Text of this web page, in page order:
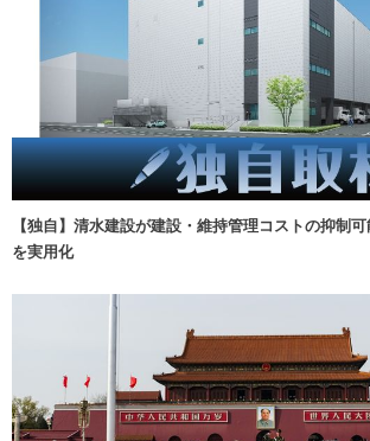
【独自】清水建設が建設・維持管理コストの抑制
を実用化